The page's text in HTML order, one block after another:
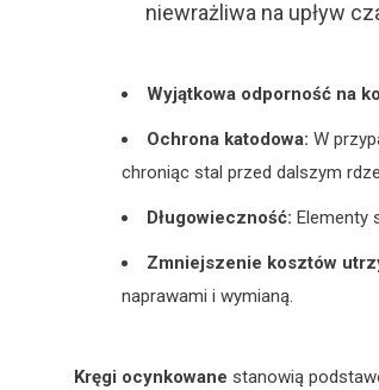
niewrażliwa na upływ
Wyjątkowa odporność na
Ochrona katodowa: W
chroniąc stal przed dalszym
Długowieczność: Elementy
Zmniejszenie kosztów
naprawami i wymianą.
Kręgi ocynkowane stanowią